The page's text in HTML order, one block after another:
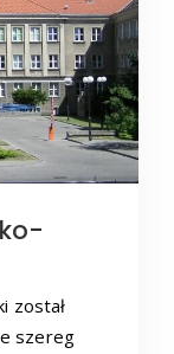
został
szereg